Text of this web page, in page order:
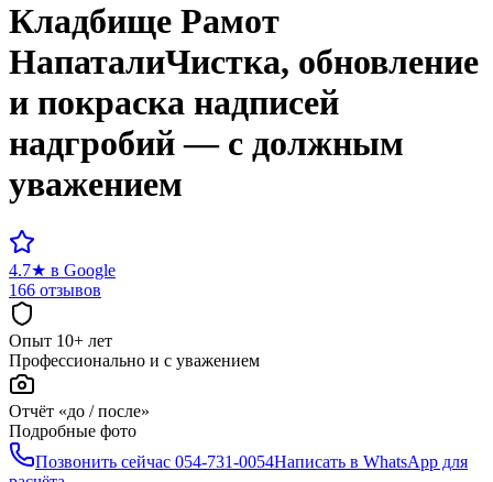
Кладбище Рамот
НапаталиЧистка, обновление
и покраска надписей
надгробий — с должным
уважением
4.7★ в Google
166 отзывов
Опыт 10+ лет
Профессионально и с уважением
Отчёт «до / после»
Подробные фото
Позвонить сейчас 054-731-0054Написать в WhatsApp для